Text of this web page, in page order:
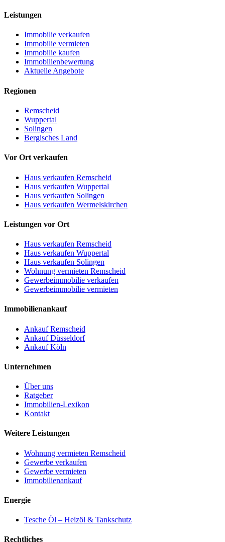
Leistungen
Immobilie verkaufen
Immobilie vermieten
Immobilie kaufen
Immobilienbewertung
Aktuelle Angebote
Regionen
Remscheid
Wuppertal
Solingen
Bergisches Land
Vor Ort verkaufen
Haus verkaufen Remscheid
Haus verkaufen Wuppertal
Haus verkaufen Solingen
Haus verkaufen Wermelskirchen
Leistungen vor Ort
Haus verkaufen Remscheid
Haus verkaufen Wuppertal
Haus verkaufen Solingen
Wohnung vermieten Remscheid
Gewerbeimmobilie verkaufen
Gewerbeimmobilie vermieten
Immobilienankauf
Ankauf Remscheid
Ankauf Düsseldorf
Ankauf Köln
Unternehmen
Über uns
Ratgeber
Immobilien-Lexikon
Kontakt
Weitere Leistungen
Wohnung vermieten Remscheid
Gewerbe verkaufen
Gewerbe vermieten
Immobilienankauf
Energie
Tesche Öl – Heizöl & Tankschutz
Rechtliches